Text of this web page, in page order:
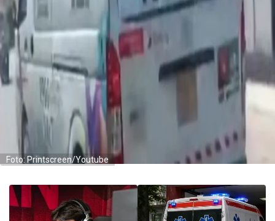
Foto: Printscreen/Youtube